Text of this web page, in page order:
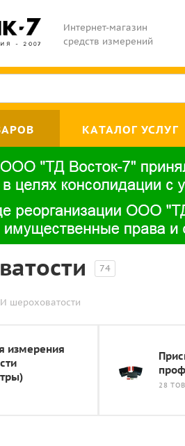
Интернет-магазин
средств измерений
КАТАЛОГ УСЛУГ
74
шероховатости
измерения
28